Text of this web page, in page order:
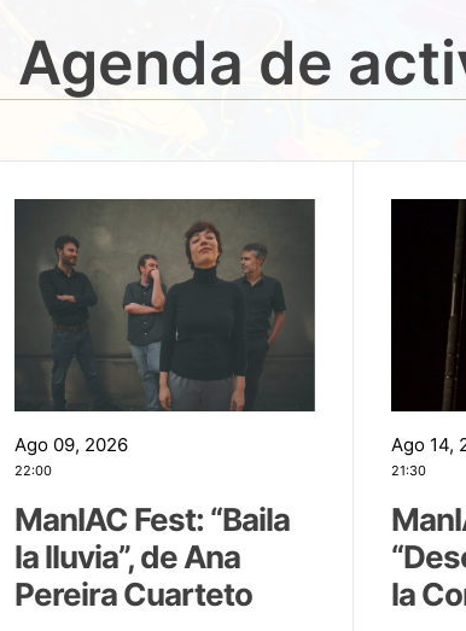
Agenda de
Ago 09, 2026
22:00
ManIAC Fest: “Baila
la lluvia”, de Ana
Pereira Cuarteto
Ago 14,
21:30
la